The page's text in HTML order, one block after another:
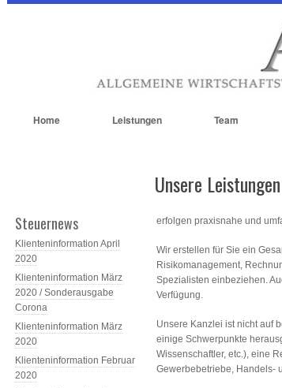
Home Leistungen Team
Unsere
Steuernews
Klienteninformation April
2020
Klienteninformation März
2020 / Sonderausgabe
Corona
Klienteninformation März
2020
Klienteninformation Februar
2020
erfolgen praxisnahe und
Wir erstellen für Sie ein
Risikomanagement,
Spezialisten einbeziehen.
Verfügung.
Unsere Kanzlei ist nicht auf
einige Schwerpunkte
Wissenschaftler, etc.), eine
Gewerbebetriebe, Handels-